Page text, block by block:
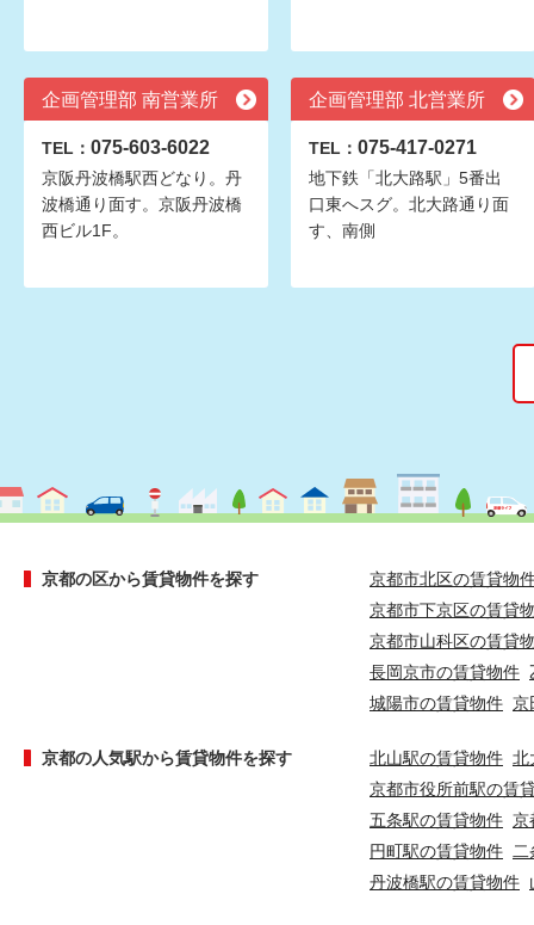
企画管理部 南営業所
TEL： 075-603-6022
京阪丹波橋駅西どなり。丹
波橋通り面す。京阪丹波橋
西ビル1F。
企画管理部 北営業所
TEL： 075-417-0271
地下鉄「北大路駅」5番出
口東へスグ。北大路通り面
す、南側
京都の区から賃貸物件を探す
京都市北区の賃貸物
京都市下京区の賃貸
京都市山科区の賃貸
長岡京市の賃貸物件
城陽市の賃貸物件 京
京都の人気駅から賃貸物件を探す 北山駅の賃貸物件 北
京都市役所前駅の賃
五条駅の賃貸物件 京
円町駅の賃貸物件
丹波橋駅の賃貸物件